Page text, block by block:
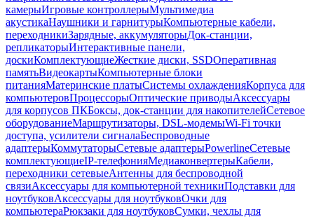
камерыИгровые контроллерыМультимедиа
акустикаНаушники и гарнитурыКомпьютерные кабели,
переходникиЗарядные, аккумуляторыДок-станции,
репликаторыИнтерактивные панели,
доскиКомплектующиеЖесткие диски, SSDОперативная
памятьВидеокартыКомпьютерные блоки
питанияМатеринские платыСистемы охлажденияКорпуса для
компьютеровПроцессорыОптические приводыАксессуары
для корпусов ПКБоксы, док-станции для накопителейСетевое
оборудованиеМаршрутизаторы, DSL-модемыWi-Fi точки
доступа, усилители сигналаБеспроводные
адаптерыКоммутаторыСетевые адаптерыPowerlineСетевые
комплектующиеIP-телефонияМедиаконвертерыКабели,
переходники сетевыеАнтенны для беспроводной
связиАксессуары для компьютерной техникиПодставки для
ноутбуковАксессуары для ноутбуковОчки для
компьютераРюкзаки для ноутбуковСумки, чехлы для